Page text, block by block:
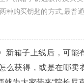
种购买钥匙的方式,最普
新箱子上线后，可能
么获得，或是在哪卖